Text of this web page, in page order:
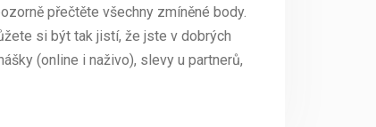
přečtěte všechny zmíněné body.
si být tak jistí, že jste v dobrých
(online i naživo), slevy u partnerů,